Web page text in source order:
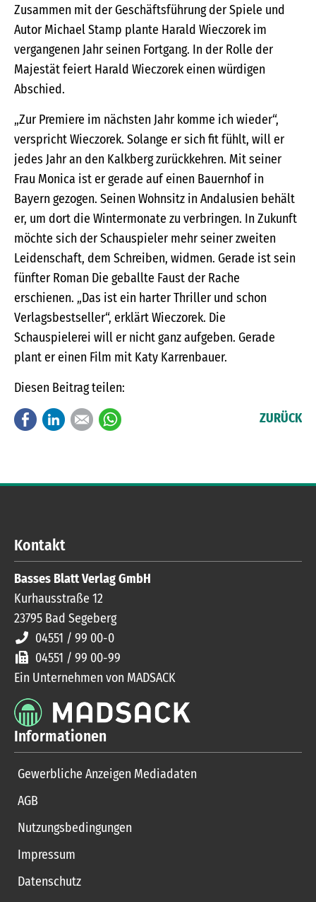
Zusammen mit der Geschäftsführung der Spiele und
Autor Michael Stamp plante Harald Wieczorek im
vergangenen Jahr seinen Fortgang. In der Rolle der
Majestät feiert Harald Wieczorek einen würdigen
Abschied.
„Zur Premiere im nächsten Jahr komme ich wieder“,
verspricht Wieczorek. Solange er sich fit fühlt, will er
jedes Jahr an den Kalkberg zurückkehren. Mit seiner
Frau Monica ist er gerade auf einen Bauernhof in
Bayern gezogen. Seinen Wohnsitz in Andalusien behält
er, um dort die Wintermonate zu verbringen. In Zukunft
möchte sich der Schauspieler mehr seiner zweiten
Leidenschaft, dem Schreiben, widmen. Gerade ist sein
fünfter Roman Die geballte Faust der Rache
erschienen. „Das ist ein harter Thriller und schon
Verlagsbestseller“, erklärt Wieczorek. Die
Schauspielerei will er nicht ganz aufgeben. Gerade
plant er einen Film mit Katy Karrenbauer.
Diesen Beitrag teilen:
FacebookLinkedInE-mail ZURÜCK
Kontakt
Basses Blatt Verlag GmbH
Kurhausstraße 12
23795 Bad Segeberg
04551 / 99 00-0
04551 / 99 00-99
Ein Unternehmen von MADSACK
Informationen
Gewerbliche Anzeigen Mediadaten
AGB
Nutzungsbedingungen
Impressum
Datenschutz